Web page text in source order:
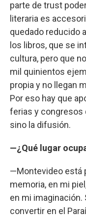
parte de trust
literaria es
quedado reducido
los libros, que se
cultura, pero que
mil quinientos
propia y no llegan
Por eso hay que
ferias y congresos
sino la difusión.
—¿Qué lugar
—Montevideo está
memoria, en mi
en mi imaginación.
convertir en el